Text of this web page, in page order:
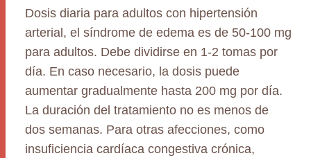
Dosis diaria para adultos con hipertensión
arterial, el síndrome de edema es de 50-100 mg
para adultos. Debe dividirse en 1-2 tomas por
día. En caso necesario, la dosis puede
aumentar gradualmente hasta 200 mg por día.
La duración del tratamiento no es menos de
dos semanas. Para otras afecciones, como
insuficiencia cardíaca congestiva crónica,